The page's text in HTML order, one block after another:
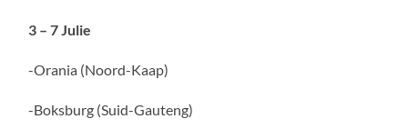
3 – 7 Julie
-Orania (Noord-Kaap)
-Boksburg (Suid-Gauteng)